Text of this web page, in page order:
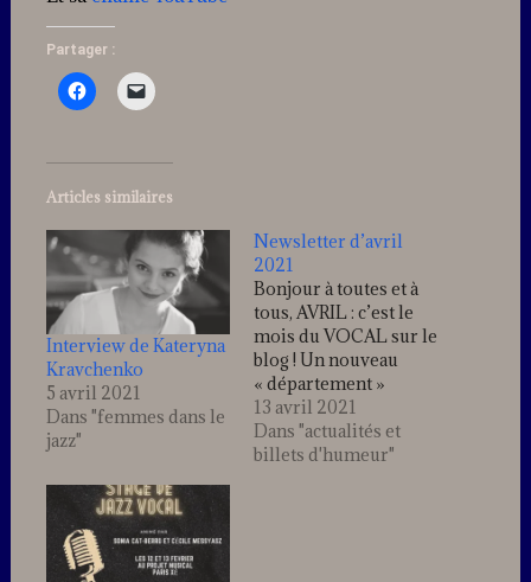
Partager :
Articles similaires
Interview de Kateryna
Kravchenko
5 avril 2021
Dans "femmes dans le
jazz"
Newsletter d’avril
2021
Bonjour à toutes et à
tous, AVRIL : c’est le
mois du VOCAL sur le
blog ! Un nouveau
« département »
s’ouvre sur le blog,
pour tous les
vocalistes ! Au menu :
13 avril 2021
Dans "actualités et
billets d'humeur"